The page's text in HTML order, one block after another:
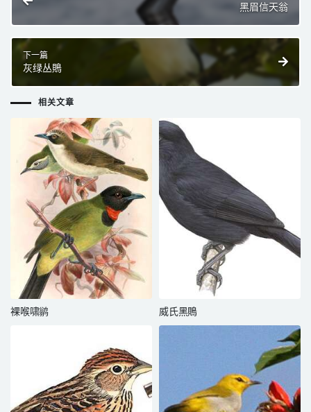
黑眉信天翁
下一篇
灰绿丛鵙
相关文章
裸喉啸鹟 威氏黑鵙